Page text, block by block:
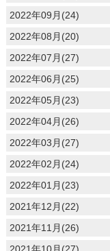
2022年09月(24)
2022年08月(20)
2022年07月(27)
2022年06月(25)
2022年05月(23)
2022年04月(26)
2022年03月(27)
2022年02月(24)
2022年01月(23)
2021年12月(22)
2021年11月(26)
2021年10月(27)